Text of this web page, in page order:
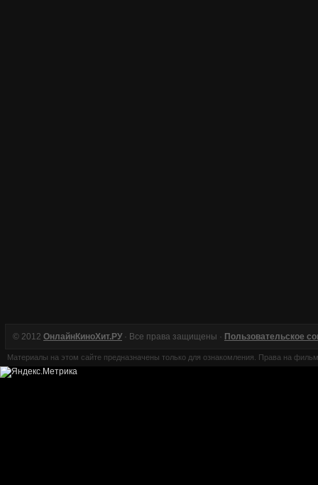
© 2012 ОнлайнКиноХит.РУ· Все права защищены · Пользовательское
Материалы на этом сайте предназначены только для ознакомления. Права на